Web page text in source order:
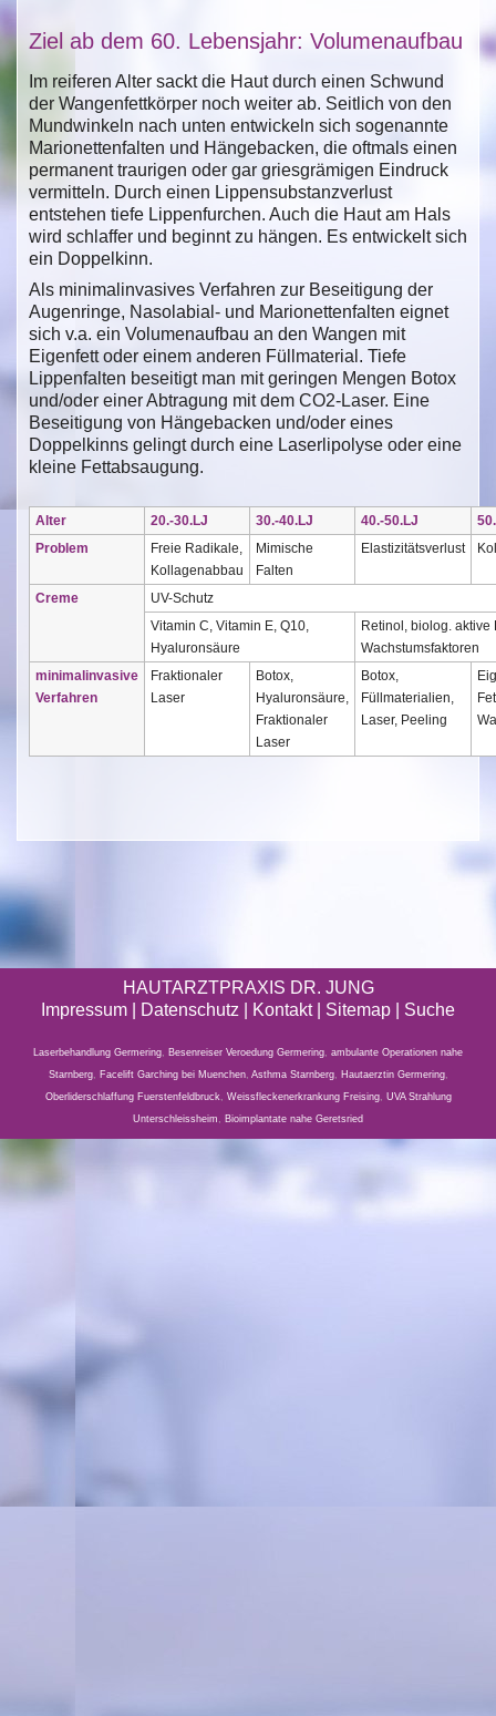
Ziel ab dem 60. Lebensjahr: Volumenaufbau
Im reiferen Alter sackt die Haut durch einen Schwund
der Wangenfettkörper noch weiter ab. Seitlich von den
Mundwinkeln nach unten entwickeln sich sogenannte
Marionettenfalten und Hängebacken, die oftmals einen
permanent traurigen oder gar griesgrämigen Eindruck
vermitteln. Durch einen Lippensubstanzverlust
entstehen tiefe Lippenfurchen. Auch die Haut am Hals
wird schlaffer und beginnt zu hängen. Es entwickelt sich
ein Doppelkinn.
Als minimalinvasives Verfahren zur Beseitigung der
Augenringe, Nasolabial- und Marionettenfalten eignet
sich v.a. ein Volumenaufbau an den Wangen mit
Eigenfett oder einem anderen Füllmaterial. Tiefe
Lippenfalten beseitigt man mit geringen Mengen Botox
und/oder einer Abtragung mit dem CO2-Laser. Eine
Beseitigung von Hängebacken und/oder eines
Doppelkinns gelingt durch eine Laserlipolyse oder eine
kleine Fettabsaugung.
Alter 20.-30.LJ 30.-40.LJ 40.-50.LJ
Problem
Freie Radikale,
Kollagenabbau
Mimische
Falten
Elastizitätsverlust
Creme
UV-Schutz
Vitamin C, Vitamin E, Q10,
Hyaluronsäure
Retinol, biolog. aktive
Wachstumsfaktoren
minimalinvasive
Verfahren
Fraktionaler
Laser
Botox,
Hyaluronsäure,
Fraktionaler
Laser
Botox,
Füllmaterialien,
Laser, Peeling
HAUTARZTPRAXIS DR. JUNG
Impressum
Datenschutz | Kontakt | Sitemap Suche
Laserbehandlung Germering, Besenreiser Veroedung Germering, ambulante Operationen nahe
Starnberg, Facelift Garching bei Muenchen, Asthma Starnberg, Hautaerztin Germering,
Oberliderschlaffung Fuerstenfeldbruck, Weissfleckenerkrankung Freising, UVA Strahlung
Unterschleissheim , Bioimplantate nahe Geretsried